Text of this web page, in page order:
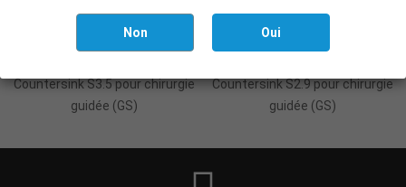
Ajouter Au Panier
Countersink S3.5 pour chirurgie
guidée (GS)
Ajouter Au Panier
Countersink S2.9 pour chirurgie
guidée (GS)
Non Oui